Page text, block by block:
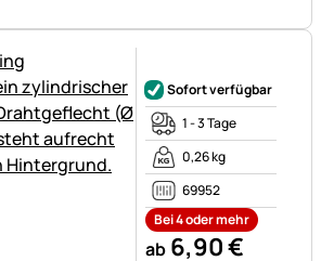
Sofort verfügbar
1 - 3 Tage
0,26 kg
69952
Bei 4 oder mehr
ab 6,90€